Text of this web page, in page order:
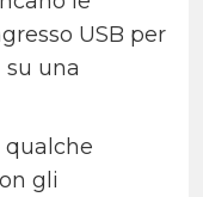
USB per
una
gli